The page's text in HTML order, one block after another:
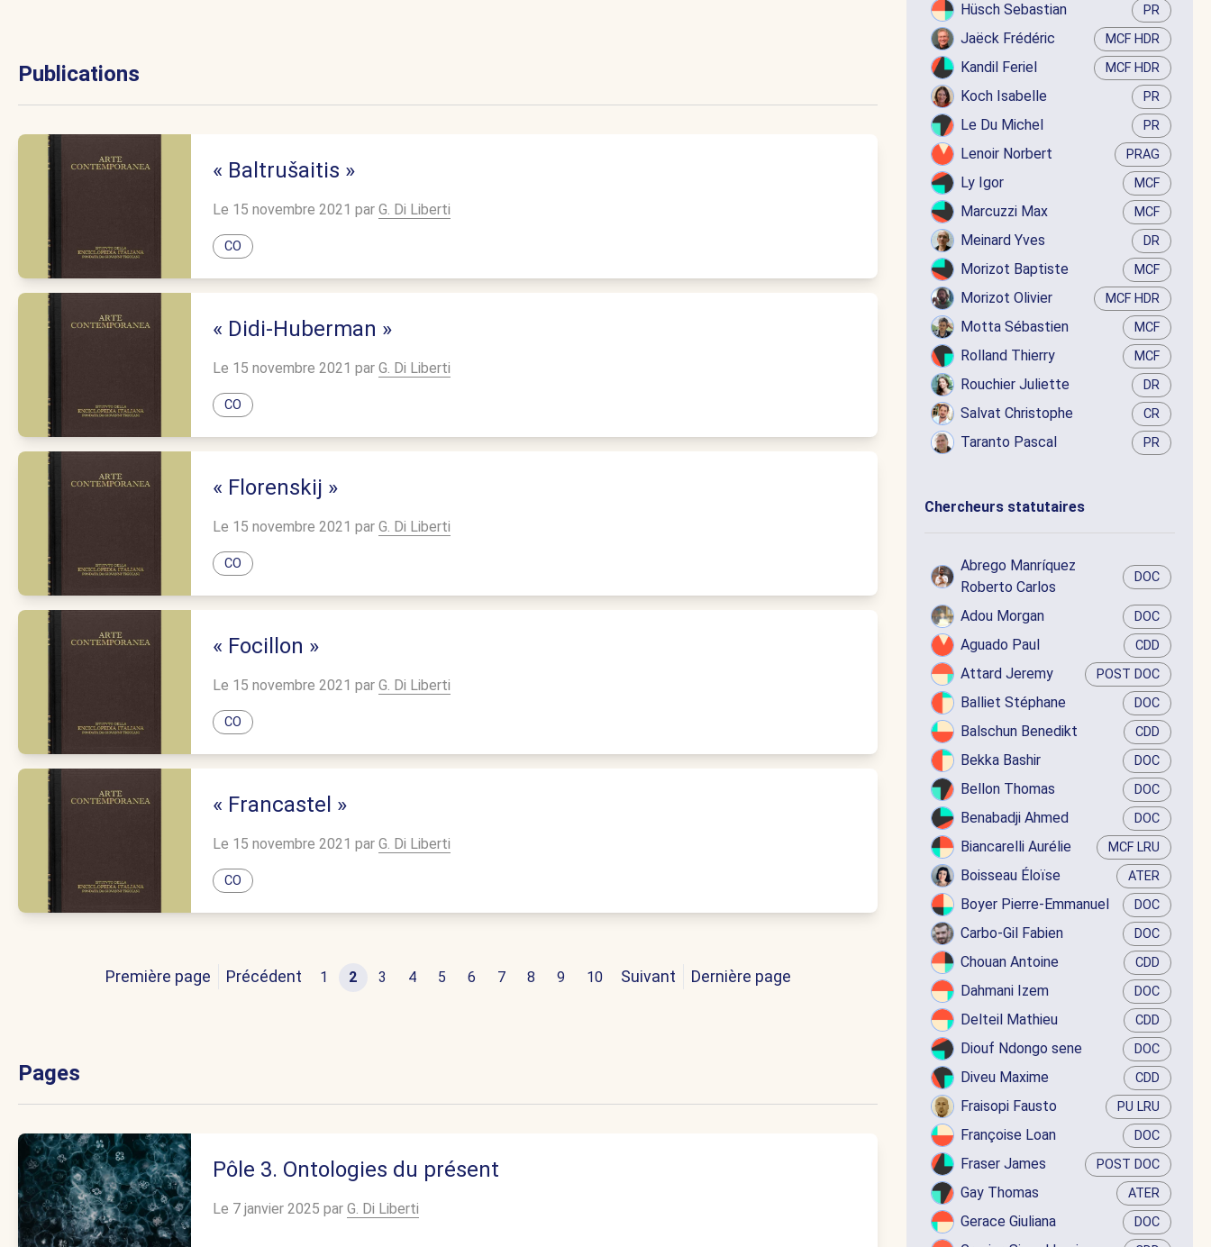
Publications
« Baltrušaitis »
Le 15 novembre 2021 par G. Di Liberti
CO
« Didi-Huberman »
Le 15 novembre 2021 par G. Di Liberti
CO
« Florenskij »
Le 15 novembre 2021 par G. Di Liberti
CO
« Focillon »
Le 15 novembre 2021 par G. Di Liberti
CO
« Francastel »
Le 15 novembre 2021 par G. Di Liberti
CO
Première page Précédent 1 2 3 4 5 6 7 8 9 10 Suivant Dernière page
Pages
Pôle 3. Ontologies du présent
Le 7 janvier 2025 par G. Di Liberti
Hüsch Sebastian PR
Jaëck Frédéric MCF HDR
Kandil Feriel MCF HDR
Koch Isabelle PR
Le Du Michel PR
Lenoir Norbert PRAG
Ly Igor MCF
Marcuzzi Max MCF
Meinard Yves DR
Morizot Baptiste MCF
Morizot Olivier MCF HDR
Motta Sébastien MCF
Rolland Thierry MCF
Rouchier Juliette DR
Salvat Christophe CR
Taranto Pascal PR
Chercheurs statutaires
Abrego Manríquez
Roberto Carlos
DOC
Adou Morgan DOC
Aguado Paul CDD
Attard Jeremy POST DOC
Balliet Stéphane DOC
Balschun Benedikt CDD
Bekka Bashir DOC
Bellon Thomas DOC
Benabadji Ahmed DOC
Biancarelli Aurélie MCF LRU
Boisseau Éloïse ATER
Boyer Pierre-Emmanuel DOC
Carbo-Gil Fabien DOC
Chouan Antoine CDD
Dahmani Izem DOC
Delteil Mathieu CDD
Diouf Ndongo sene DOC
Diveu Maxime CDD
Fraisopi Fausto PU LRU
Françoise Loan DOC
Fraser James POST DOC
Gay Thomas ATER
Gerace Giuliana DOC